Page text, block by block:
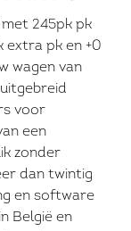
245pk pk
extra pk en +0
wagen van
voor
een
zonder
dan twintig
en software
België en